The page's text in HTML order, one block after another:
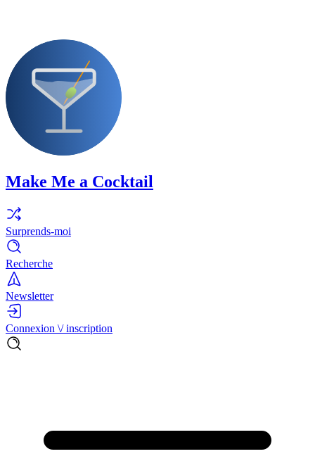
Make Me a Cocktail
Surprends-moi
Recherche
Newsletter
Connexion \/ inscription